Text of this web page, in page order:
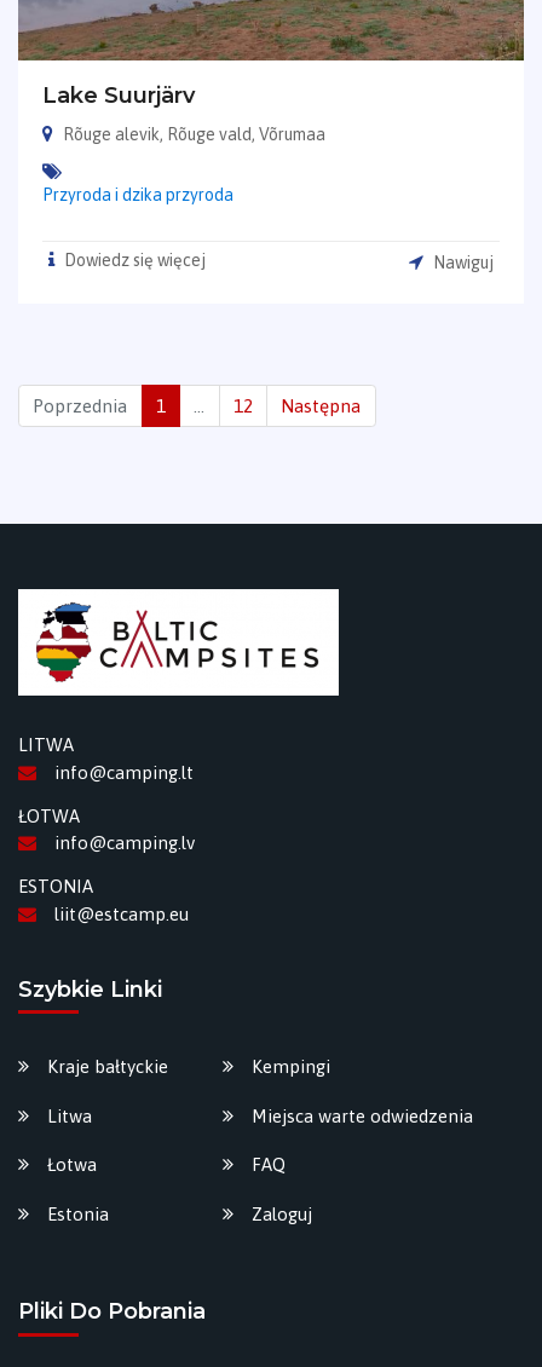
Lake Suurjärv
Rõuge alevik, Rõuge vald, Võrumaa
Przyroda i dzika przyroda
Dowiedz się więcej Nawiguj
Poprzednia 1 12 Następna
LITWA
info@camping.lt
ŁOTWA
info@camping.lv
ESTONIA
liit@estcamp.eu
Szybkie Linki
Kraje bałtyckie
Litwa
Łotwa
Estonia
Kempingi
Miejsca warte odwiedzenia
FAQ
Zaloguj
Pliki Do Pobrania